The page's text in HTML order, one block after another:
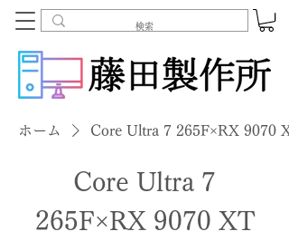
ホーム Core Ultra 7 265F×RX 9070
Core Ultra 7
265F×RX 9070 XT